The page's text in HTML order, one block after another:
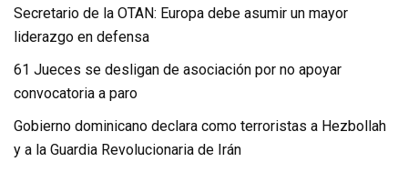
Secretario de la OTAN: Europa debe asumir un mayor
liderazgo en defensa
61 Jueces se desligan de asociación por no apoyar
convocatoria a paro
Gobierno dominicano declara como terroristas a Hezbollah
y a la Guardia Revolucionaria de Irán